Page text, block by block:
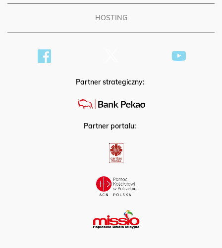
HOSTING
Partner strategiczny:
Partner portalu: